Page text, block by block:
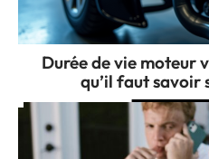
Durée de vie moteur
qu’il faut savoir